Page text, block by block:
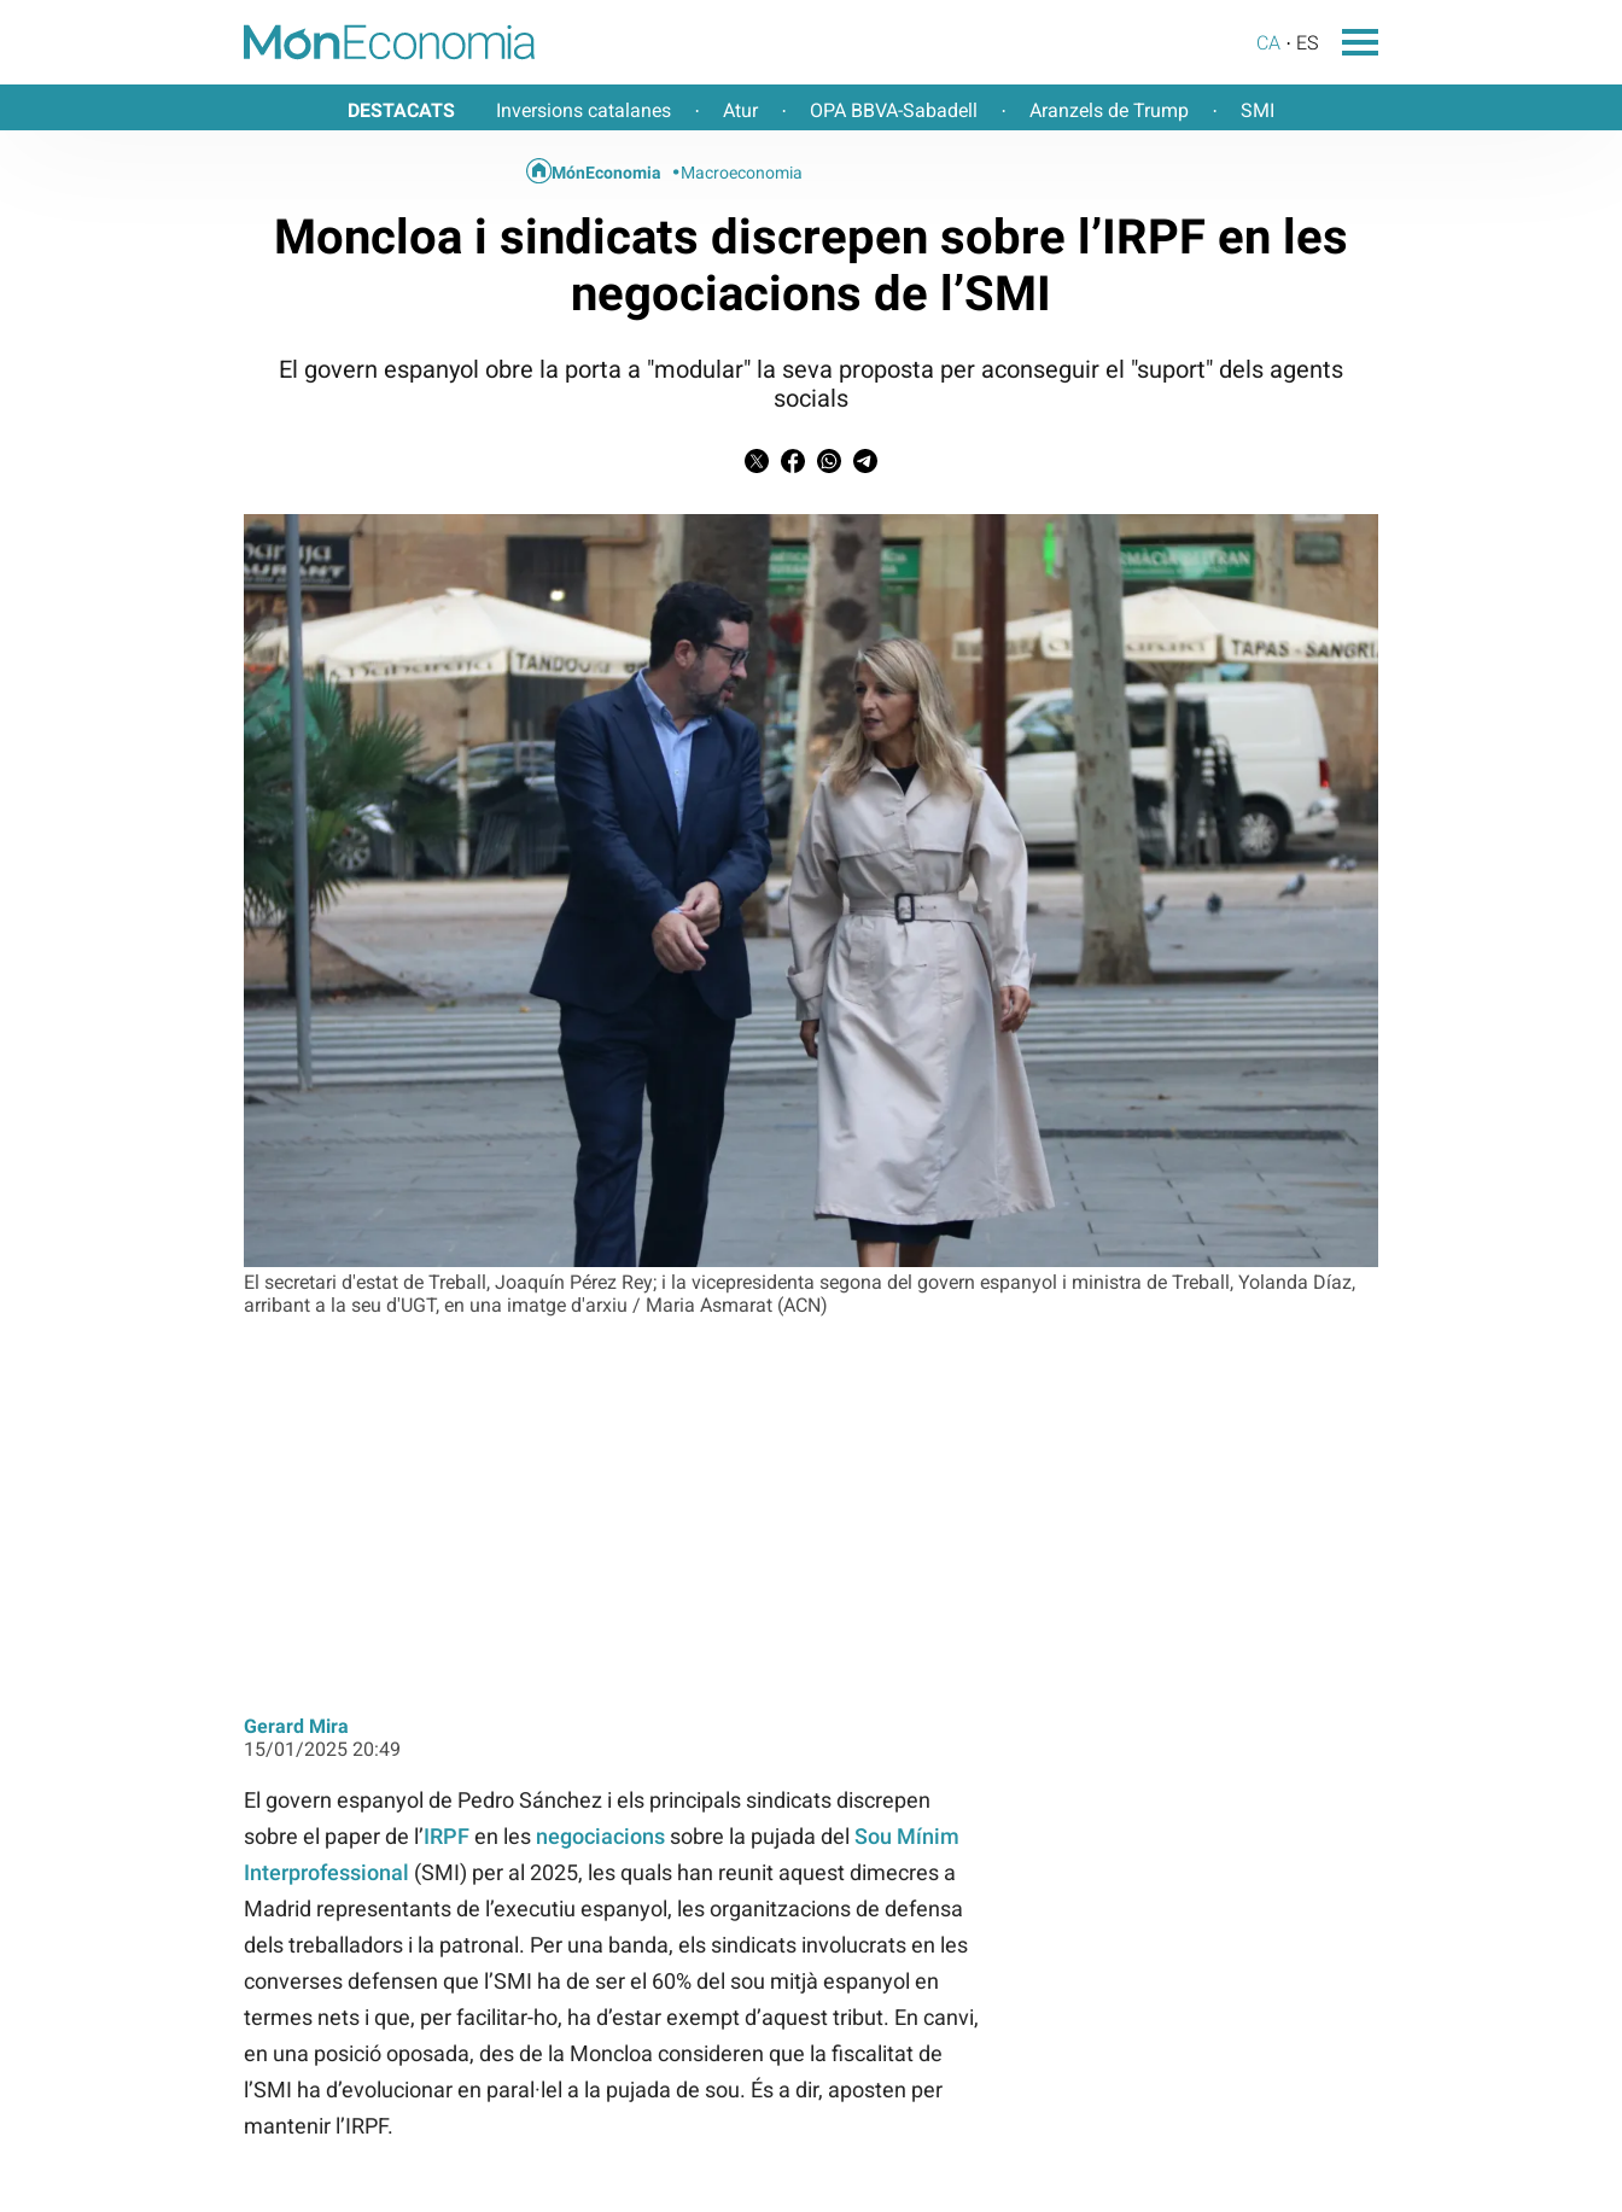
CA ES
DESTACATS Inversions catalanes · Atur · OPA BBVA-Sabadell · Aranzels de Trump · SMI
El secretari d'estat de Treball, Joaquín Pérez Rey; i la vicepresidenta segona del govern espanyol i ministra de Treball, Yolanda Díaz,
arribant a la seu d'UGT, en una imatge d'arxiu / Maria Asmarat (ACN)
MónEconomia Macroeconomia
Moncloa i sindicats discrepen sobre l’IRPF en les
negociacions de l’SMI
El govern espanyol obre la porta a "modular" la seva proposta per aconseguir el "suport" dels agents
socials
Gerard Mira
15/01/2025 20:49
El govern espanyol de Pedro Sánchez i els principals sindicats discrepen
sobre el paper de l’IRPFen les negociacionssobre la pujada del Sou Mínim
Interprofessional (SMI) per al 2025, les quals han reunit aquest dimecres a
Madrid representants de l’executiu espanyol, les organitzacions de defensa
dels treballadors i la patronal. Per una banda, els sindicats involucrats en les
converses defensen que l’SMI ha de ser el 60% del sou mitjà espanyol en
termes nets i que, per facilitar-ho, ha d’estar exempt d’aquest tribut. En canvi,
en una posició oposada, des de la Moncloa consideren que la fiscalitat de
l’SMI ha d’evolucionar en paral·lel a la pujada de sou. És a dir, aposten per
mantenir l’IRPF.